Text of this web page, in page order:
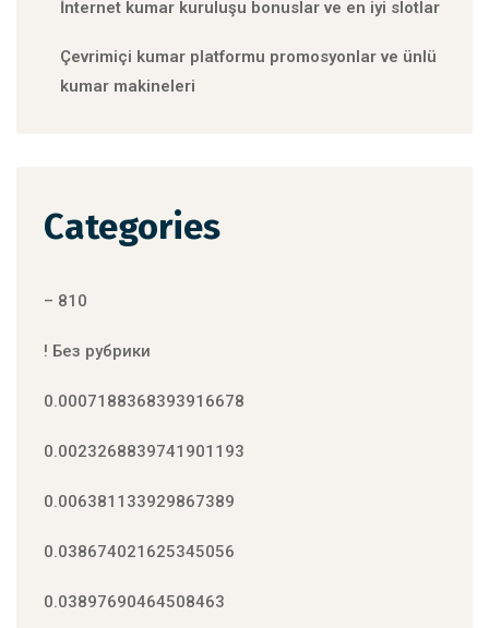
İnternet kumar kuruluşu bonuslar ve en iyi slotlar
Çevrimiçi kumar platformu promosyonlar ve ünlü
kumar makineleri
Categories
– 810
! Без рубрики
0.0007188368393916678
0.0023268839741901193
0.006381133929867389
0.038674021625345056
0.03897690464508463